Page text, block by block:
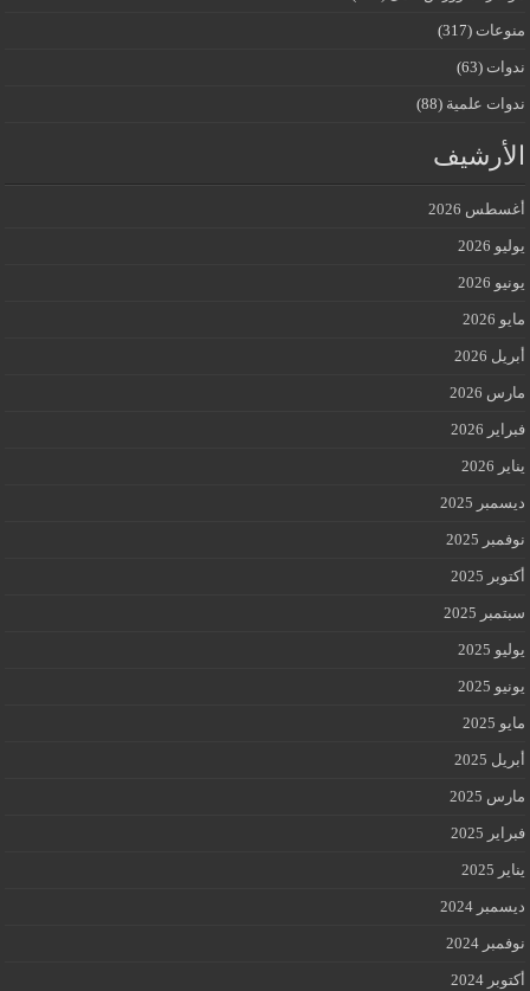
منوعات (317)
ندوات (63)
ندوات علمية (88)
الأرشيف
أغسطس 2026
يوليو 2026
يونيو 2026
مايو 2026
أبريل 2026
مارس 2026
فبراير 2026
يناير 2026
ديسمبر 2025
نوفمبر 2025
أكتوبر 2025
سبتمبر 2025
يوليو 2025
يونيو 2025
مايو 2025
أبريل 2025
مارس 2025
فبراير 2025
يناير 2025
ديسمبر 2024
نوفمبر 2024
أكتوبر 2024